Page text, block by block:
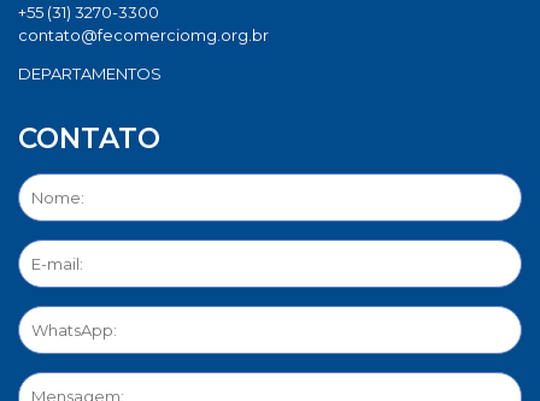
+55 (31) 3270-3300
contato@fecomerciomg.org.br
DEPARTAMENTOS
CONTATO